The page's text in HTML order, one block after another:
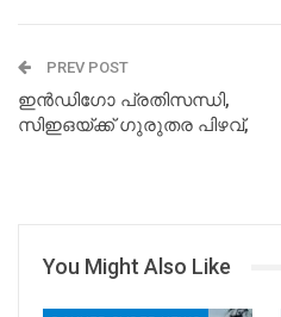
PREV POST
ഇൻഡിഗോ പ്രതിസന്ധി,
സിഇഒയ്ക്ക് ഗുരുതര പിഴവ്,
You Might Also Like